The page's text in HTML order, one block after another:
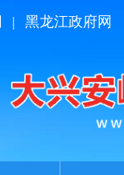
| 黑龙江政府网